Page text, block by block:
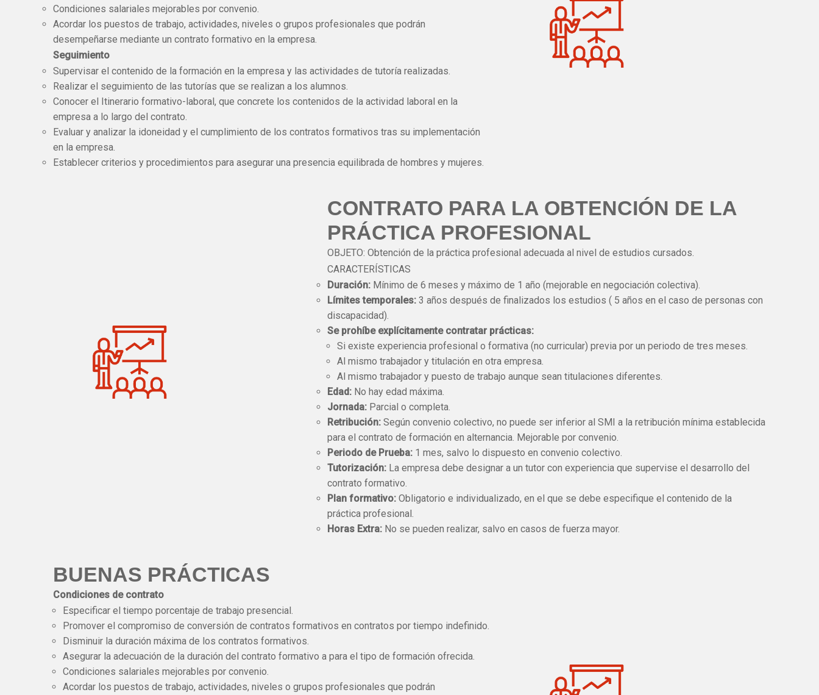
Condiciones salariales mejorables por convenio.
Acordar los puestos de trabajo, actividades, niveles o grupos profesionales que podrán
desempeñarse mediante un contrato formativo en la empresa.
Seguimiento
Supervisar el contenido de la formación en la empresa y las actividades de tutoría realizadas.
Realizar el seguimiento de las tutorías que se realizan a los alumnos.
Conocer el Itinerario formativo-laboral, que concrete los contenidos de la actividad laboral en la
empresa a lo largo del contrato.
Evaluar y analizar la idoneidad y el cumplimiento de los contratos formativos tras su implementación
en la empresa.
Establecer criterios y procedimientos para asegurar una presencia equilibrada de hombres y mujeres.
CONTRATO PARA LA OBTENCIÓN DE LA
PRÁCTICA PROFESIONAL
OBJETO: Obtención de la práctica profesional adecuada al nivel de estudios cursados.
CARACTERÍSTICAS
Duración: Mínimo de 6 meses y máximo de 1 año (mejorable en negociación colectiva).
Límites temporales: 3 años después de finalizados los estudios ( 5 años en el caso de personas con
discapacidad).
Se prohíbe explícitamente contratar prácticas:
Si existe experiencia profesional o formativa (no curricular) previa por un periodo de tres meses.
Al mismo trabajador y titulación en otra empresa.
Al mismo trabajador y puesto de trabajo aunque sean titulaciones diferentes.
Edad: No hay edad máxima.
Jornada: Parcial o completa.
Retribución: Según convenio colectivo, no puede ser inferior al SMI a la retribución mínima establecida
para el contrato de formación en alternancia. Mejorable por convenio.
Periodo de Prueba: 1 mes, salvo lo dispuesto en convenio colectivo.
Tutorización: La empresa debe designar a un tutor con experiencia que supervise el desarrollo del
contrato formativo.
Plan formativo: Obligatorio e individualizado, en el que se debe especifique el contenido de la
práctica profesional.
Horas Extra: No se pueden realizar, salvo en casos de fuerza mayor.
BUENAS PRÁCTICAS
Condiciones de contrato
Especificar el tiempo porcentaje de trabajo presencial.
Promover el compromiso de conversión de contratos formativos en contratos por tiempo indefinido.
Disminuir la duración máxima de los contratos formativos.
Asegurar la adecuación de la duración del contrato formativo a para el tipo de formación ofrecida.
Condiciones salariales mejorables por convenio.
Acordar los puestos de trabajo, actividades, niveles o grupos profesionales que podrán